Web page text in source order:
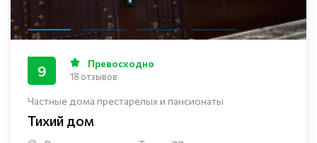
Частные дома престарелых и пансионаты
Тихий дом
9 Превосходно
18 отзывов